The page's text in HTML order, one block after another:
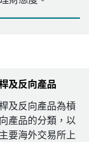
及反向產品
及反向產品為槓
產品的分類，以
要海外交易所上